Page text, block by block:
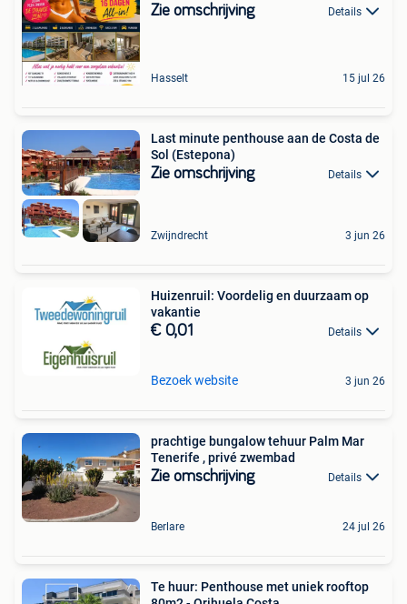
Zie omschrijving Details
Hasselt 15 jul 26
Last minute penthouse aan de Costa de
Sol (Estepona)
Zie omschrijving Details
Zwijndrecht 3 jun 26
Huizenruil: Voordelig en duurzaam op
vakantie
€ 0,01 Details
Bezoek website 3 jun 26
prachtige bungalow tehuur Palm Mar
Tenerife , privé zwembad
Zie omschrijving Details
Berlare 24 jul 26
Te huur: Penthouse met uniek rooftop